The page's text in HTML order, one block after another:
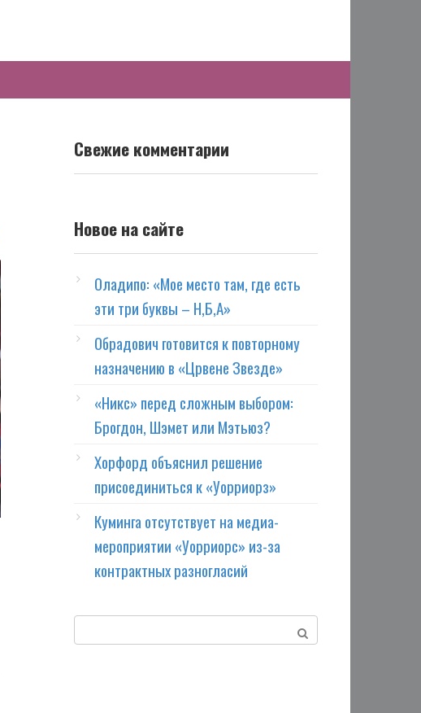
Свежие комментарии
Новое на сайте
Оладипо: «Мое место там, где есть
эти три буквы – Н,Б,А»
Обрадович готовится к повторному
назначению в «Црвене Звезде»
«Никс» перед сложным выбором:
Брогдон, Шэмет или Мэтьюз?
Хорфорд объяснил решение
присоединиться к «Уорриорз»
Куминга отсутствует на медиа-
мероприятии «Уорриорс» из-за
контрактных разногласий